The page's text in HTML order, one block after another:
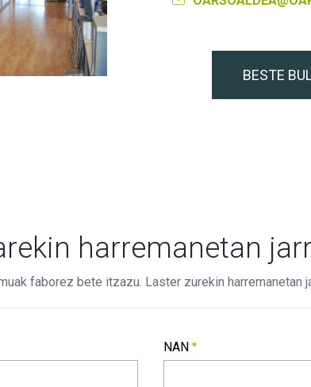
BESTE
harremanetan
faborez bete itzazu. Laster zurekin harremanetan
NAN